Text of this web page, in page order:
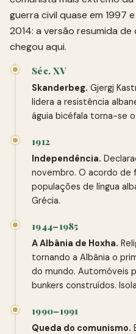
guerra civil quase em 1997
2014: a versão resumida de
chegou aqui.
Séc. XV
Skanderbeg. Gjergj
lidera a resistência
águia bicéfala torna-se
1912
Independência.
novembro. O acordo de
populações de língua
Grécia.
1944–1985
A Albânia de Hoxha.
tornando a Albânia o
do mundo. Automóveis
bunkers construídos.
1990–1991
Queda do comunismo.